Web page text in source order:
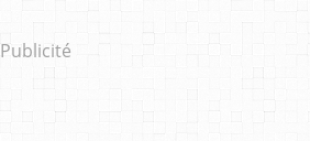
Publicité